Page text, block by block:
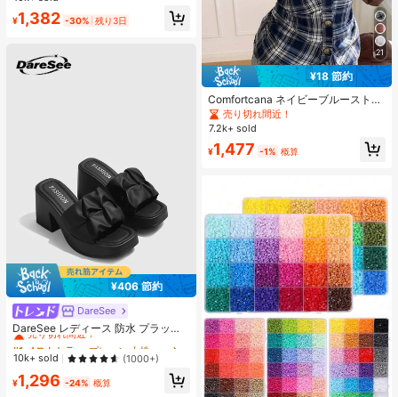
ャー
¥1,382 -30% 残り3日
¥406 節約
DareSee
DareSee レディース 防水 プラット
フォーム 厚底サンダル オープントゥ
スリッポンシューズ 夏新作 チャンキ
ーハイヒール Y2Kスタイル 通学向け
#1 ベストセラー
売り切れ間近！
#1 ベストセラー
売り切れ間近！
#1 ベストセラー
売り切れ間近！
#1 ベストセラー
売り切れ間近！
10k+ sold (1000+)
¥1,296 -24% 概算
21
¥18 節約
Comfortcana ネイビーブルーストラ
イプ パフスリーブ シングルブレスト
カジュアルシャツ、夏物アパレル
売り切れ間近！
7.2k+ sold
¥1,477 -1% 概算